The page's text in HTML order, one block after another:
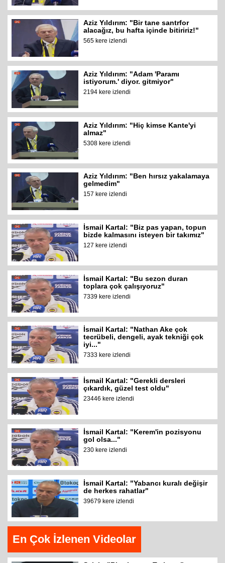
Aziz Yıldırım: "Bir tane santrfor
alacağız, bu hafta içinde bitiririz!"
565 kere izlendi
Aziz Yıldırım: "Adam 'Paramı
istiyorum.' diyor. gitmiyor"
2194 kere izlendi
Aziz Yıldırım: "Hiç kimse Kante'yi
almaz"
5308 kere izlendi
Aziz Yıldırım: "Ben hırsız yakalamaya
gelmedim"
157 kere izlendi
İsmail Kartal: "Biz pas yapan, topun
bizde kalmasını isteyen bir takımız"
127 kere izlendi
İsmail Kartal: "Bu sezon duran
toplara çok çalışıyoruz"
7339 kere izlendi
İsmail Kartal: "Nathan Ake çok
tecrübeli, dengeli, ayak tekniği çok
iyi..."
7333 kere izlendi
İsmail Kartal: "Gerekli dersleri
çıkardık, güzel test oldu"
23446 kere izlendi
İsmail Kartal: "Kerem'in pozisyonu
gol olsa..."
230 kere izlendi
İsmail Kartal: "Yabancı kuralı değişir
de herkes rahatlar"
39679 kere izlendi
En Çok İzlenen Videolar